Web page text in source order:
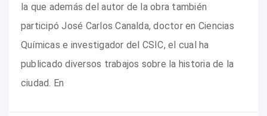
la que además del autor de la obra también
participó José Carlos Canalda, doctor en Ciencias
Químicas e investigador del CSIC, el cual ha
publicado diversos trabajos sobre la historia de la
ciudad. En